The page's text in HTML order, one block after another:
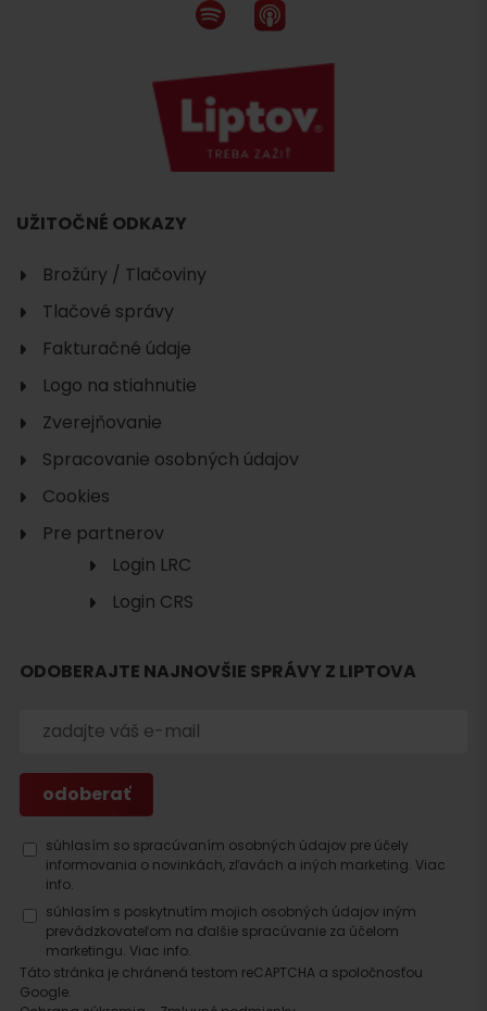
Hľadať
UŽITOČNÉ ODKAZY
Brožúry / Tlačoviny
Tlačové správy
Fakturačné údaje
Logo na stiahnutie
Zverejňovanie
Spracovanie osobných údajov
Cookies
Pre partnerov
Login LRC
Login CRS
ODOBERAJTE NAJNOVŠIE SPRÁVY Z LIPTOVA
súhlasím so spracúvaním osobných údajov pre účely
informovania o novinkách, zľavách a iných marketing. Viac
info.
súhlasím s poskytnutím mojich osobných údajov iným
prevádzkovateľom na ďalšie spracúvanie za účelom
marketingu. Viac info.
Táto stránka je chránená testom reCAPTCHA a spoločnosťou
Google.